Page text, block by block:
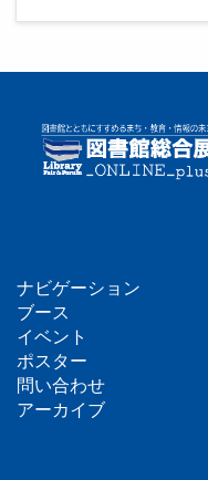
フ
ッ
タ
ナビゲーション
ブース
イベント
ポスター
問い合わせ
アーカイブ